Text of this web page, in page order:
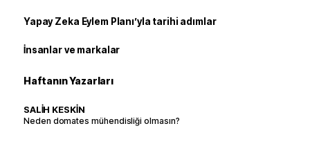
Yapay Zeka Eylem Planı’yla tarihi adımlar
İnsanlar ve markalar
Haftanın Yazarları
SALİH KESKİN
Neden domates mühendisliği olmasın?